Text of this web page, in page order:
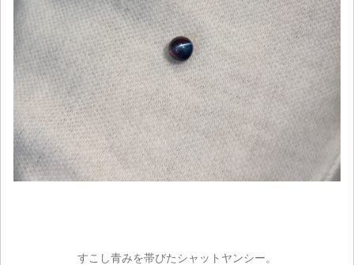
すこし青みを帯びたシャットヤンシー。